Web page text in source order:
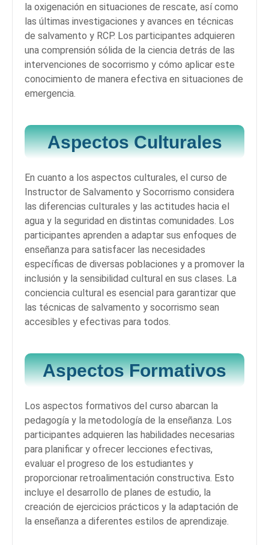
la oxigenación en situaciones de rescate, así como
las últimas investigaciones y avances en técnicas
de salvamento y RCP. Los participantes adquieren
una comprensión sólida de la ciencia detrás de las
intervenciones de socorrismo y cómo aplicar este
conocimiento de manera efectiva en situaciones de
emergencia.
Aspectos Culturales
En cuanto a los aspectos culturales, el curso de
Instructor de Salvamento y Socorrismo considera
las diferencias culturales y las actitudes hacia el
agua y la seguridad en distintas comunidades. Los
participantes aprenden a adaptar sus enfoques de
enseñanza para satisfacer las necesidades
específicas de diversas poblaciones y a promover la
inclusión y la sensibilidad cultural en sus clases. La
conciencia cultural es esencial para garantizar que
las técnicas de salvamento y socorrismo sean
accesibles y efectivas para todos.
Aspectos Formativos
Los aspectos formativos del curso abarcan la
pedagogía y la metodología de la enseñanza. Los
participantes adquieren las habilidades necesarias
para planificar y ofrecer lecciones efectivas,
evaluar el progreso de los estudiantes y
proporcionar retroalimentación constructiva. Esto
incluye el desarrollo de planes de estudio, la
creación de ejercicios prácticos y la adaptación de
la enseñanza a diferentes estilos de aprendizaje.